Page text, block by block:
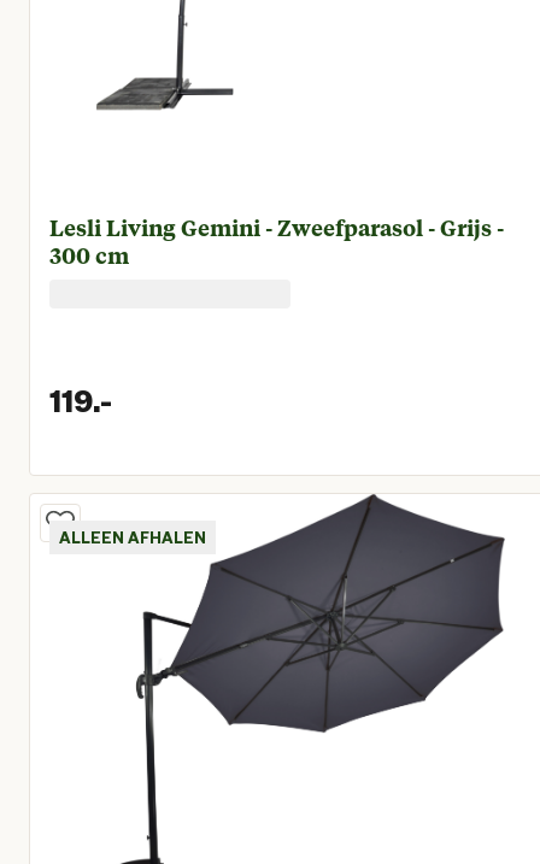
Lesli Living Gemini - Zweefparasol - Grijs -
300 cm
119.-
Huidige prijs € 119,00
ALLEEN AFHALEN